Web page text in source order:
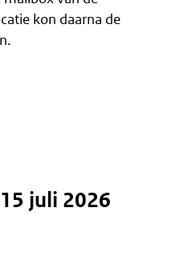
kon daarna de
juli 2026